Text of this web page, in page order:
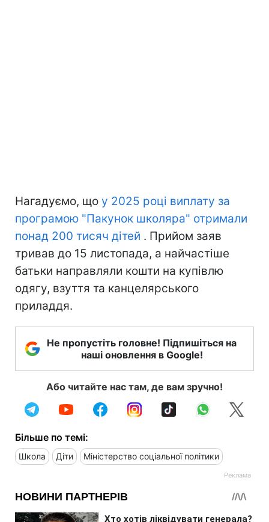
Нагадуємо, що у 2025 році виплату за
програмою "Пакунок школяра" отримали
понад 200 тисяч дітей . Прийом заяв
тривав до 15 листопада, а найчастіше
батьки направляли кошти на купівлю
одягу, взуття та канцелярського
приладдя.
Не пропустіть головне! Підпишіться на
наші оновлення в Google!
Або читайте нас там, де вам зручно!
Більше по темі:
Школа Діти Міністерство соціальної політики